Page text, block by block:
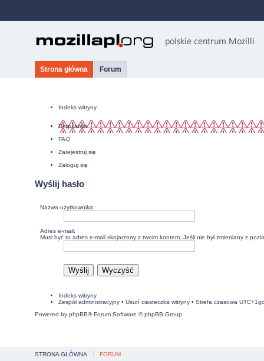
Strona główna Forum
Indeks witryny
Regulamin
FAQ
Zarejestruj się
Zaloguj się
Wyślij hasło
Nazwa użytkownika:
Adres e-mail:
Musi być to adres e-mail skojarzony z twoim kontem. Jeśli nie był zmieniany z
Indeks witryny
Zespół administracyjny• Usuń ciasteczka witryny• Strefa czasowa
Powered by phpBB® Forum Software © phpBB Group
STRONA GŁÓWNA FORUM